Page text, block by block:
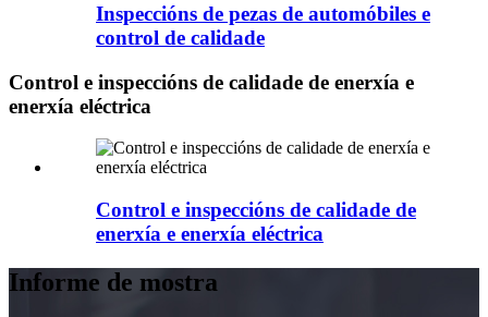
Inspeccións de pezas de automóbiles e
control de calidade
Control e inspeccións de calidade de enerxía e
enerxía eléctrica
Control e inspeccións de calidade de
enerxía e enerxía eléctrica
Informe de mostra